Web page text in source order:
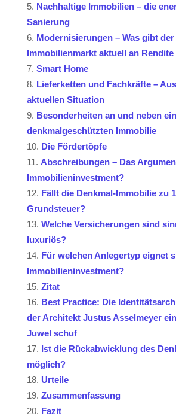
Nachhaltige Immobilien – die
Sanierung
Modernisierungen – Was gibt der
Immobilienmarkt aktuell an Rendite
Smart Home
Lieferketten und Fachkräfte –
aktuellen Situation
Besonderheiten an und neben
denkmalgeschützten Immobilie
Die Fördertöpfe
Abschreibungen – Das
Immobilieninvestment?
Fällt die Denkmal-Immobilie zu
Grundsteuer?
Welche Versicherungen sind
luxuriös?
Für welchen Anlegertyp eignet
Immobilieninvestment?
Zitat
Best Practice: Die
der Architekt Justus Asselmeyer
Juwel schuf
Ist die Rückabwicklung des
möglich?
Urteile
Zusammenfassung
Fazit